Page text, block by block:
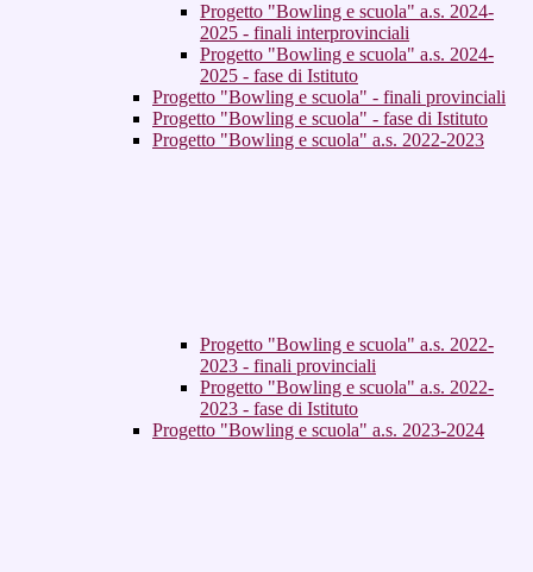
Progetto "Bowling e scuola" a.s. 2024-
2025 - finali interprovinciali
Progetto "Bowling e scuola" a.s. 2024-
2025 - fase di Istituto
Progetto "Bowling e scuola" - finali provinciali
Progetto "Bowling e scuola" - fase di Istituto
Progetto "Bowling e scuola" a.s. 2022-2023
Progetto "Bowling e scuola" a.s. 2022-
2023 - finali provinciali
Progetto "Bowling e scuola" a.s. 2022-
2023 - fase di Istituto
Progetto "Bowling e scuola" a.s. 2023-2024